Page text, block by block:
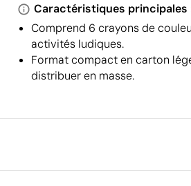
Caractéristiques principales
Comprend 6 crayons de
activités ludiques.
Format compact en carton
distribuer en masse.
Emballage